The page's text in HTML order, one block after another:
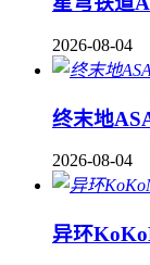
2026-08-04
终末地
2026-08-04
异环